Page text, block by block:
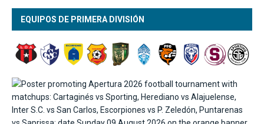
EQUIPOS DE PRIMERA DIVISIÓN